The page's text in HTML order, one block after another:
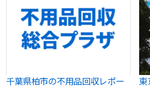
千葉県柏市の不用品回収レポー
東